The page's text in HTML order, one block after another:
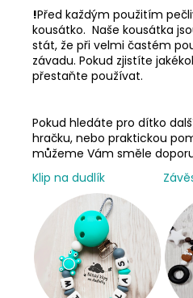
!Před každým použitím
kousátko. Naše kousátka
stát, že při velmi častém
závadu. Pokud zjistíte
přestaňte používat.
Pokud hledáte pro dítko
hračku, nebo praktickou
můžeme Vám směle
Klip na dudlík